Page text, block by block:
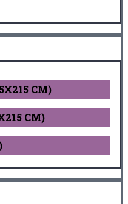
СМ)
СМ)